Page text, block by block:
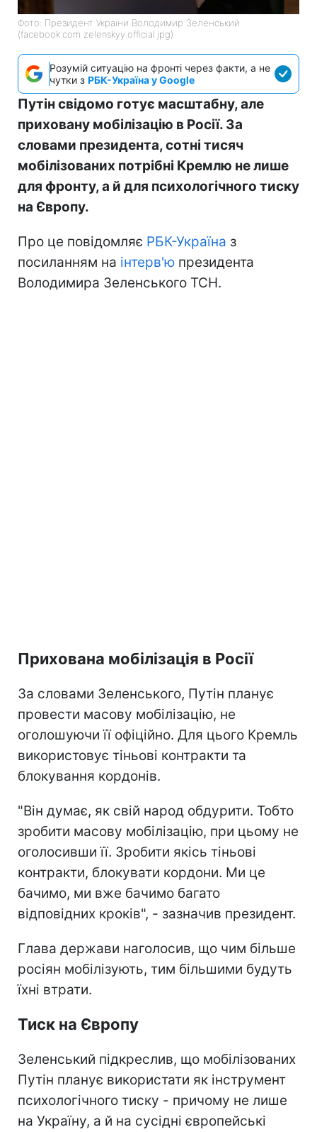
Фото: Президент України Володимир Зеленський
(facebook.com zelenskyy.official.jpg)
Розумій ситуацію на фронті через факти, а не
чутки з РБК-Україна у Google
Путін свідомо готує масштабну, але
приховану мобілізацію в Росії. За
словами президента, сотні тисяч
мобілізованих потрібні Кремлю не лише
для фронту, а й для психологічного тиску
на Європу.
Про це повідомляє РБК-Україна з
посиланням на інтерв'ю президента
Володимира Зеленського ТСН.
Прихована мобілізація в Росії
За словами Зеленського, Путін планує
провести масову мобілізацію, не
оголошуючи її офіційно. Для цього Кремль
використовує тіньові контракти та
блокування кордонів.
"Він думає, як свій народ обдурити. Тобто
зробити масову мобілізацію, при цьому не
оголосивши її. Зробити якісь тіньові
контракти, блокувати кордони. Ми це
бачимо, ми вже бачимо багато
відповідних кроків", - зазначив президент.
Глава держави наголосив, що чим більше
росіян мобілізують, тим більшими будуть
їхні втрати.
Тиск на Європу
Зеленський підкреслив, що мобілізованих
Путін планує використати як інструмент
психологічного тиску - причому не лише
на Україну, а й на сусідні європейські